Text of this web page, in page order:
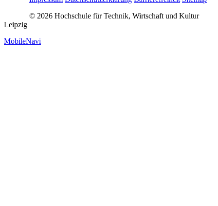
© 2026 Hochschule für Technik, Wirtschaft und Kultur
Leipzig
MobileNavi